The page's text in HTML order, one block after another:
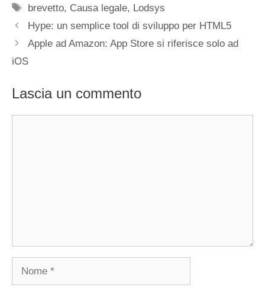
Tag
brevetto, Causa legale, Lodsys
Hype: un semplice tool di sviluppo per HTML5
Apple ad Amazon: App Store si riferisce solo ad
iOS
Lascia un commento
Nome